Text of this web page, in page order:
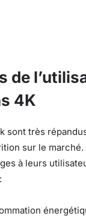
de
4K
sont très
sur le
à leurs